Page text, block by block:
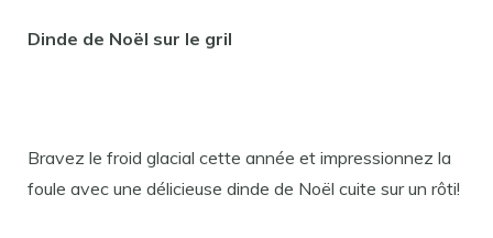
Dinde de Noël sur le gril
Bravez le froid glacial cette année et impressionnez la
foule avec une délicieuse dinde de Noël cuite sur un rôti!